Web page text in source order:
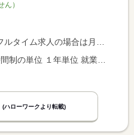
ん）
）、パート求人の場合は時間額を表示しています。
(ハローワークより転載)